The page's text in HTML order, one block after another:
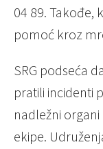
04 89. Takođe,
pomoć kroz
SRG podseća
pratili incidenti
nadležni
ekipe.